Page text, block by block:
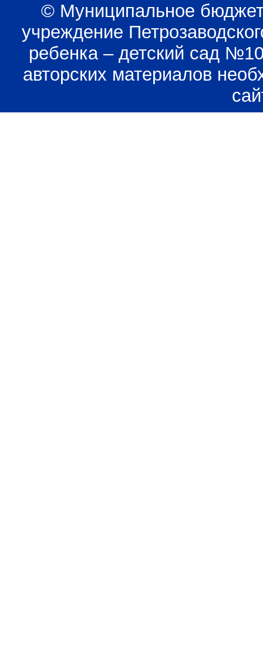
© Муниципальное
учреждение
ребенка – детский сад
авторских материалов